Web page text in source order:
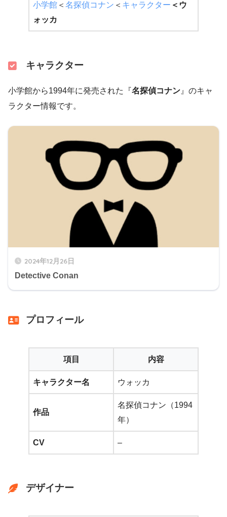
小学館 ＜ 名探偵コナン ＜ キャラクター ＜ ウ
ォッカ
キャラクター
小学館から1994年に発売された『名探偵コナン 』のキャ
ラクター情報です。
2024年12月26日
Detective Conan
プロフィール
項目 内容
キャラクター名 ウォッカ
作品
名探偵コナン（1994
年）
CV –
デザイナー